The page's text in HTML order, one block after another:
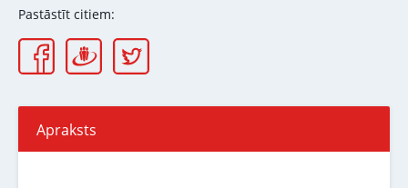
Pastāstīt citiem:
Apraksts